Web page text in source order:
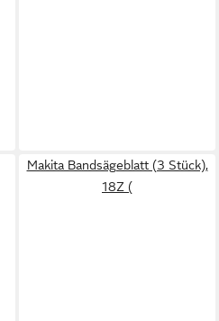
Makita Bandsägeblatt (3 Stück),
18Z (